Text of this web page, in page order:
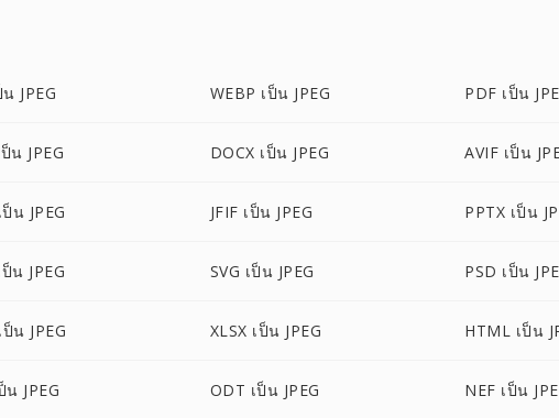
น JPEG WEBP เป็น JPEG PDF เป็น
น JPEG DOCX เป็น JPEG AVIF เป็น
น JPEG JFIF เป็น JPEG PPTX เป็น
น JPEG SVG เป็น JPEG PSD เป็น
น JPEG XLSX เป็น JPEG HTML เป็น
น JPEG ODT เป็น JPEG NEF เป็น